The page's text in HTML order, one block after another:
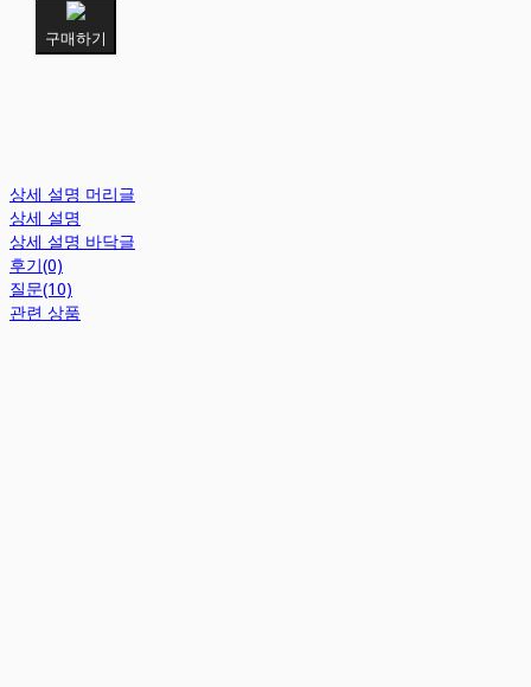
구매하기
상세 설명 머리글
상세 설명
상세 설명 바닥글
후기(0)
질문(10)
관련 상품